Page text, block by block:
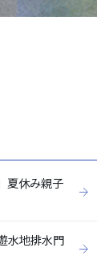
夏休み親子
水地排水門